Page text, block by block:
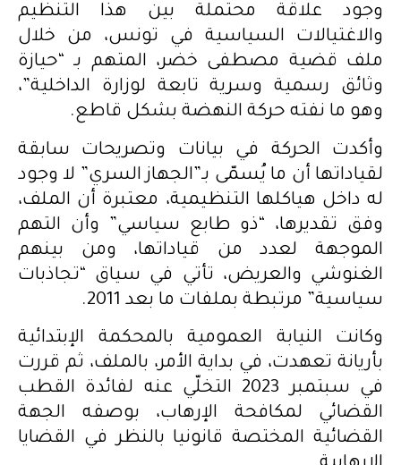
وجود علاقة محتملة بين هذا التنظيم
والاغتيالات السياسية في تونس، من خلال
ملف قضية مصطفى خضر، المتهم بـ “حيازة
وثائق رسمية وسرية تابعة لوزارة الداخلية”،
وهو ما نفته حركة النهضة بشكل قاطع.
وأكدت الحركة في بيانات وتصريحات سابقة
لقياداتها أن ما يُسمّى بـ”الجهاز السري” لا وجود
له داخل هياكلها التنظيمية، معتبرة أن الملف،
وفق تقديرها، “ذو طابع سياسي” وأن التهم
الموجهة لعدد من قياداتها، ومن بينهم
الغنوشي والعريض، تأتي في سياق “تجاذبات
سياسية” مرتبطة بملفات ما بعد 2011.
وكانت النيابة العمومية بالمحكمة الإبتدائية
بأريانة تعهدت، في بداية الأمر، بالملف، ثم قررت
في سبتمبر 2023 التخلّي عنه لفائدة القطب
القضائي لمكافحة الإرهاب، بوصفه الجهة
القضائية المختصة قانونيا بالنظر في القضايا